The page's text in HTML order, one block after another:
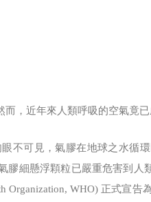
，近年來人類呼吸的空氣竟
不可見，氣膠在地球之水循
膠細懸浮顆粒已嚴重危害到
Organization, WHO) 正式宣